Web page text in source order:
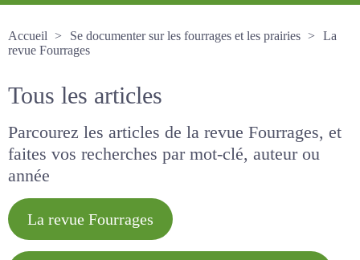
Accueil
Se documenter sur les fourrages et les prairies
La revue Fourrages
Tous les articles
Parcourez les articles de la revue Fourrages, et
faites vos recherches par mot-clé, auteur ou
année
La revue Fourrages